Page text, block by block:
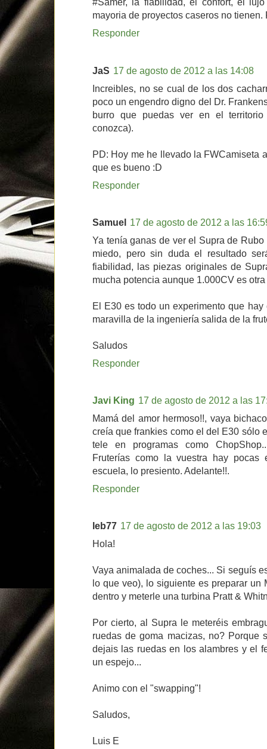
mayoria de proyectos caseros no
Responder
JaS 17 de agosto de 2012 a las 14:08
Increibles, no se cual de los dos
poco un engendro digno del Dr.
burro que puedas ver en el
conozca).
PD: Hoy me he llevado la FWCamiseta
que es bueno :D
Responder
Samuel 17 de agosto de 2012 a las
Ya tenía ganas de ver el Supra de
miedo, pero sin duda el resultado
fiabilidad, las piezas originales de
mucha potencia aunque 1.000CV es
El E30 es todo un experimento que
maravilla de la ingeniería salida de la
Saludos
Responder
Javi King 17 de agosto de 2012 a las
Mamá del amor hermoso!!, vaya
creía que frankies como el del E30 sólo
tele en programas como
Fruterías como la vuestra hay pocas
escuela, lo presiento. Adelante!!.
Responder
leb77 17 de agosto de 2012 a las 19:03
Hola!
Vaya animalada de coches... Si seguís
lo que veo), lo siguiente es preparar un
dentro y meterle una turbina Pratt &
Por cierto, al Supra le meteréis
ruedas de goma macizas, no? Porque
dejais las ruedas en los alambres y el
un espejo...
Animo con el "swapping"!
Saludos,
Luis E